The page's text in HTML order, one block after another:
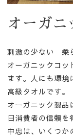
オーガニ
刺激の少ない 柔
オーガニックコッ
ます。人にも環
高級タオルです。
オーガニック製品
日消費者の信頼を
中忠は、いくつか